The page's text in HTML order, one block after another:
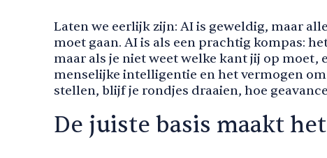
Laten we eerlijk zijn: AI is geweldig, maar
moet gaan. AI is als een prachtig kompas:
maar als je niet weet welke kant jij op moet,
menselijke intelligentie en het vermogen
stellen, blijf je rondjes draaien, hoe
De juiste basis maakt